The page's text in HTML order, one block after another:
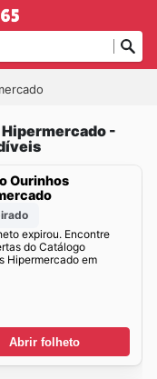
-
Ourinhos
expirou. Encontre
do Catálogo
Hipermercado em
Abrir folheto